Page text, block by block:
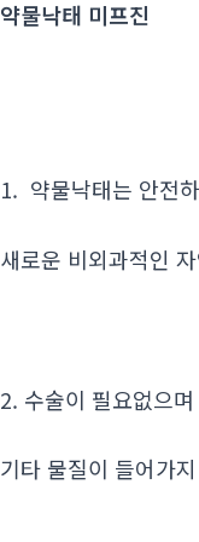
약물낙태 미프진
1. 약물낙태는 안전
새로운 비외과적인
2. 수술이 필요없으
기타 물질이 들어가